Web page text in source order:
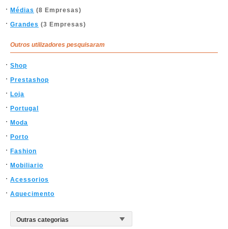
Médias (8 Empresas)
Grandes (3 Empresas)
Outros utilizadores pesquisaram
Shop
Prestashop
Loja
Portugal
Moda
Porto
Fashion
Mobiliario
Acessorios
Aquecimento